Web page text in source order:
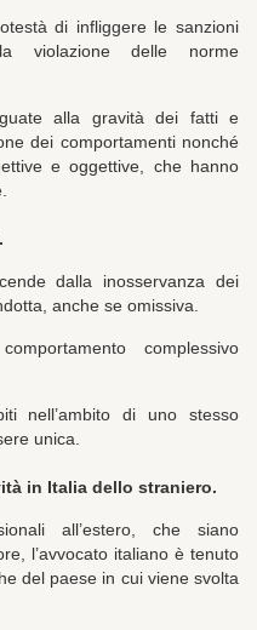
di infliggere le sanzioni
violazione delle norme
alla gravità dei fatti e
dei comportamenti nonché
e oggettive, che hanno
dalla inosservanza dei
anche se omissiva.
complessivo
nell’ambito di uno stesso
unica.
in Italia dello straniero.
all’estero, che siano
l’avvocato italiano è tenuto
del paese in cui viene svolta